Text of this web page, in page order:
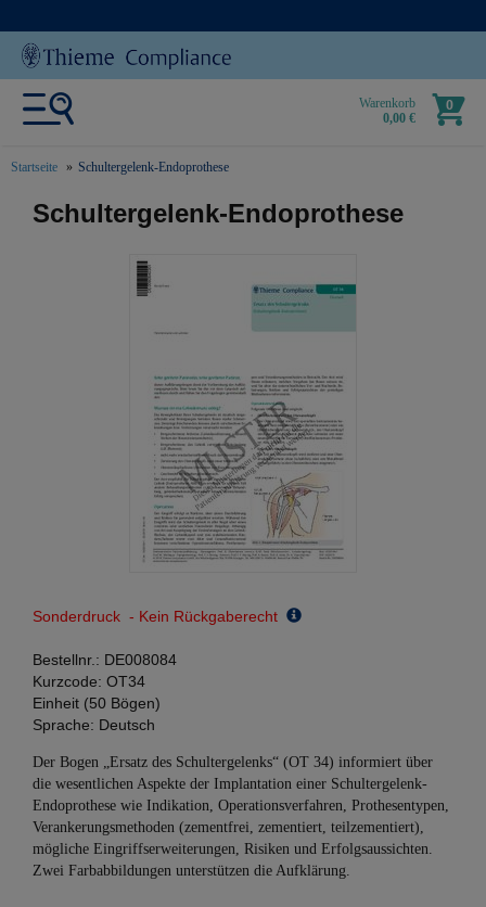
Warenkorb
0,00 €
0
Startseite Schultergelenk-Endoprothese
text.skipToContent
text.skipToNavigation
Schultergelenk-Endoprothese
Sonderdruck - Kein Rückgaberecht
Bestellnr.: DE008084
Kurzcode: OT34
Einheit (50 Bögen)
Sprache: Deutsch
Der Bogen „Ersatz des Schultergelenks“ (OT 34) informiert über
die wesentlichen Aspekte der Implantation einer Schultergelenk-
Endoprothese wie Indikation, Operationsverfahren, Prothesentypen,
Verankerungsmethoden (zementfrei, zementiert, teilzementiert),
mögliche Eingriffserweiterungen, Risiken und Erfolgsaussichten.
Zwei Farbabbildungen unterstützen die Aufklärung.